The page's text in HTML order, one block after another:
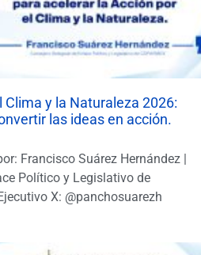
y la Naturaleza 2026:
las ideas en acción.
Francisco Suárez Hernández |
Político y Legislativo de
X: @panchosuarezh